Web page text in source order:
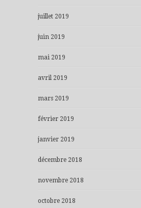
juillet 2019
juin 2019
mai 2019
avril 2019
mars 2019
février 2019
janvier 2019
décembre 2018
novembre 2018
octobre 2018